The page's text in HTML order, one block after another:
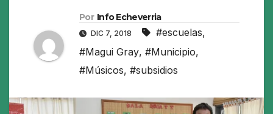
Por Info Echeverria
DIC 7, 2018 #escuelas,
#Magui Gray, #Municipio,
#Músicos, #subsidios